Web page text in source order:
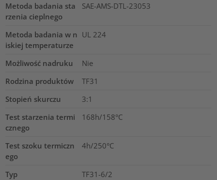
Metoda badania sta
rzenia cieplnego
SAE-AMS-DTL-23053
Metoda badania w n
iskiej temperaturze
UL 224
Możliwość nadruku
Nie
Rodzina produktów
TF31
Stopień skurczu
3:1
Test starzenia termi
cznego
168h/158°C
Test szoku termiczn
ego
4h/250°C
Typ
TF31-6/2